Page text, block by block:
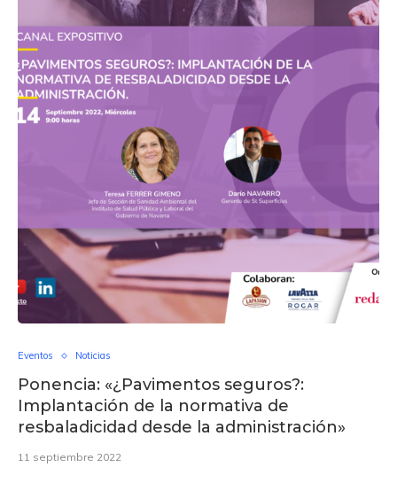
Eventos Noticias
Ponencia: «¿Pavimentos seguros?:
Implantación de la normativa de
resbaladicidad desde la administración»
11 septiembre 2022